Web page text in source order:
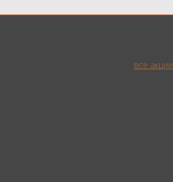
все акции